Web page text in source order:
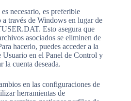
necesario, es preferible
través de Windows en lugar de
Esto asegura que
asociados se eliminen de
hacerlo, puedes acceder a la
Usuario en el Panel de Control y
la cuenta deseada.
en las configuraciones de
herramientas de